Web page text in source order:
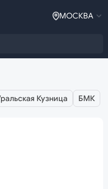
МОСКВА
Кузница БМК